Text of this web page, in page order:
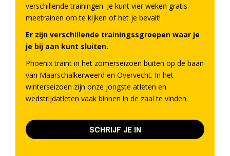
verschillende trainingen. Je kunt vier weken gratis
meetrainen om te kijken of het je bevalt!
Er zijn verschillende trainingssgroepen waar je
je bij aan kunt sluiten.
Phoenix traint in het zomerseizoen buiten op de baan
van Maarschalkerweerd en Overvecht. In het
winterseizoen zijn onze jongste atleten en
wedstrijdatleten vaak binnen in de zaal te vinden.
SCHRIJF JE IN